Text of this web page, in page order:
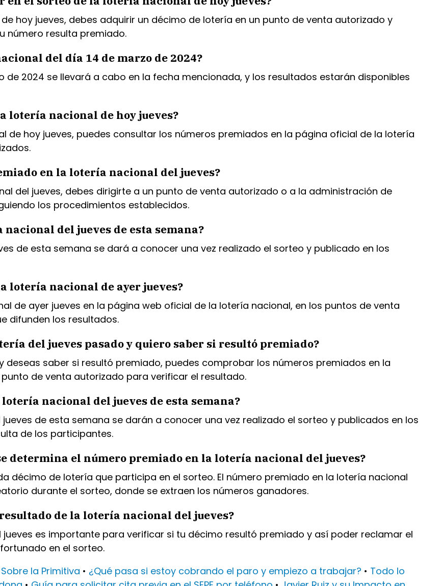
hoy jueves, debes adquirir un décimo de lotería en un punto de venta autorizado y
número resulta premiado.
del día 14 de marzo de 2024?
de 2024 se llevará a cabo en la fecha mencionada, y los resultados estarán disponibles
lotería nacional de hoy jueves?
de hoy jueves, puedes consultar los números premiados en la página oficial de la lotería
en la lotería nacional del jueves?
del jueves, debes dirigirte a un punto de venta autorizado o a la administración de
los procedimientos establecidos.
del jueves de esta semana?
de esta semana se dará a conocer una vez realizado el sorteo y publicado en los
lotería nacional de ayer jueves?
de ayer jueves en la página web oficial de la lotería nacional, en los puntos de venta
difunden los resultados.
del jueves pasado y quiero saber si resultó premiado?
deseas saber si resultó premiado, puedes comprobar los números premiados en la
de venta autorizado para verificar el resultado.
nacional del jueves de esta semana?
de esta semana se darán a conocer una vez realizado el sorteo y publicados en los
de los participantes.
determina el número premiado en la lotería nacional del jueves?
décimo de lotería que participa en el sorteo. El número premiado en la lotería nacional
durante el sorteo, donde se extraen los números ganadores.
de la lotería nacional del jueves?
es importante para verificar si tu décimo resultó premiado y así poder reclamar el
en el sorteo.
la Primitiva • ¿Qué pasa si estoy cobrando el paro y empiezo a trabajar? • Todo lo